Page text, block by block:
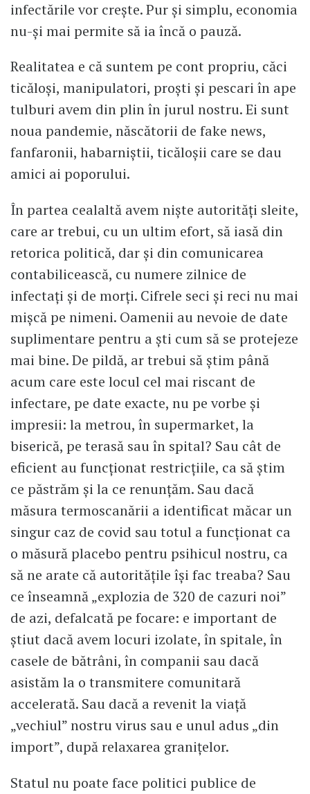
infectările vor crește. Pur și simplu, economia
nu-și mai permite să ia încă o pauză.
Realitatea e că suntem pe cont propriu, căci
ticăloși, manipulatori, proști și pescari în ape
tulburi avem din plin în jurul nostru. Ei sunt
noua pandemie, născătorii de fake news,
fanfaronii, habarniștii, ticăloșii care se dau
amici ai poporului.
În partea cealaltă avem niște autorități sleite,
care ar trebui, cu un ultim efort, să iasă din
retorica politică, dar și din comunicarea
contabilicească, cu numere zilnice de
infectați și de morți. Cifrele seci și reci nu mai
mișcă pe nimeni. Oamenii au nevoie de date
suplimentare pentru a ști cum să se protejeze
mai bine. De pildă, ar trebui să știm până
acum care este locul cel mai riscant de
infectare, pe date exacte, nu pe vorbe și
impresii: la metrou, în supermarket, la
biserică, pe terasă sau în spital? Sau cât de
eficient au funcționat restricțiile, ca să știm
ce păstrăm și la ce renunțăm. Sau dacă
măsura termoscanării a identificat măcar un
singur caz de covid sau totul a funcționat ca
o măsură placebo pentru psihicul nostru, ca
să ne arate că autoritățile își fac treaba? Sau
ce înseamnă „explozia de 320 de cazuri noi”
de azi, defalcată pe focare: e important de
știut dacă avem locuri izolate, în spitale, în
casele de bătrâni, în companii sau dacă
asistăm la o transmitere comunitară
accelerată. Sau dacă a revenit la viață
„vechiul” nostru virus sau e unul adus „din
import”, după relaxarea granițelor.
Statul nu poate face politici publice de